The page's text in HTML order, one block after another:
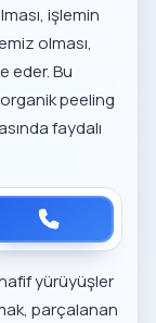
işlemin
olması,
eder. Bu
organik peeling
faydalı
yürüyüşler
parçalanan